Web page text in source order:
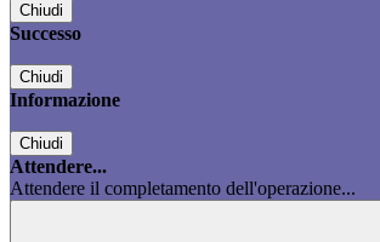
Chiudi
Successo
Chiudi
Informazione
Chiudi
Attendere...
Attendere il completamento dell'operazione...